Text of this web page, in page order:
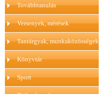
Továbbtanulás
Versenyek, mérések
Tantárgyak, munkaközösségek
Könyvtár
Sport